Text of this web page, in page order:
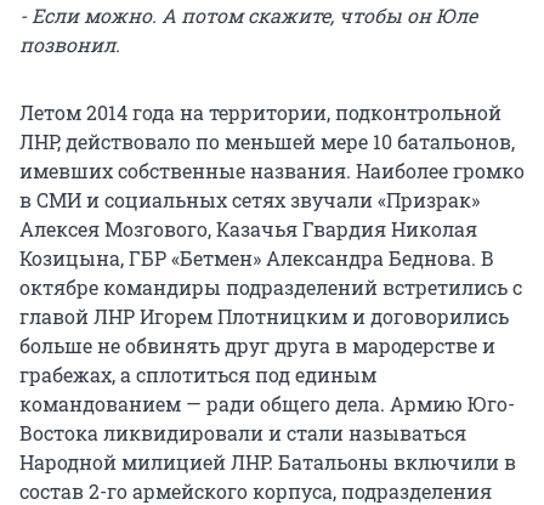
- Если можно. А потом скажите, чтобы он Юле
позвонил.
Летом 2014 года на территории, подконтрольной
ЛНР, действовало по меньшей мере 10 батальонов,
имевших собственные названия. Наиболее громко
в СМИ и социальных сетях звучали «Призрак»
Алексея Мозгового, Казачья Гвардия Николая
Козицына, ГБР «Бетмен» Александра Беднова. В
октябре командиры подразделений встретились с
главой ЛНР Игорем Плотницким и договорились
больше не обвинять друг друга в мародерстве и
грабежах, а сплотиться под единым
командованием — ради общего дела. Армию Юго-
Востока ликвидировали и стали называться
Народной милицией ЛНР. Батальоны включили в
состав 2-го армейского корпуса, подразделения